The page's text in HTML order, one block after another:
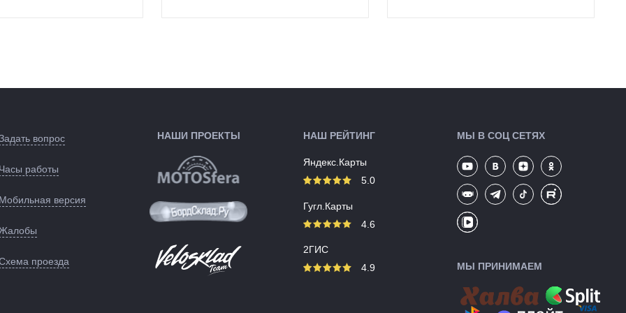
снизу)
Тайвань, Китай
128807
Производство:
Китай
128630
вопрос
Часы работы
Мобильная версия
Жалобы
проезда
НАШИ ПРОЕКТЫ НАШ РЕЙТИНГ
Яндекс.Карты
5.0
Гугл.Карты
4.6
2ГИС
4.9
МЫ В СОЦ СЕТЯХ
МЫ ПРИНИМАЕМ